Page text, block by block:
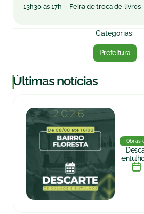
13h30 às 17h – Feira de troca de livros
Categorias:
Prefeitura
|Últimas notícias
Obras